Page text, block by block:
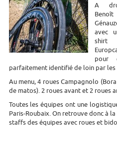
A
Benoît
avec
shirt
pour
parfaitement identifié de loin par
Au menu, 4 roues Campagnolo
de matos). 2 roues avant et 2 roues
Toutes les équipes ont une
Paris-Roubaix. On retrouve donc à
staffs des équipes avec roues et